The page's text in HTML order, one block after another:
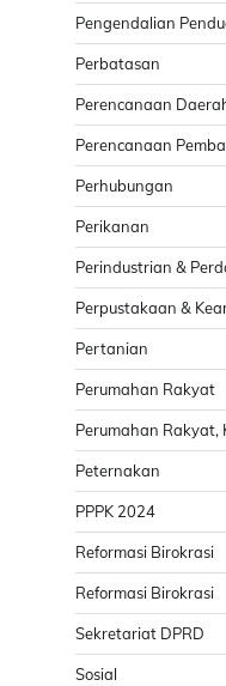
Pengendalian
Perbatasan
Perencanaan
Perencanaan
Perhubungan
Perikanan
Perindustrian &
Perpustakaan &
Pertanian
Perumahan Rakyat
Perumahan
Peternakan
PPPK 2024
Reformasi Birokrasi
Reformasi Birokrasi
Sekretariat DPRD
Sosial